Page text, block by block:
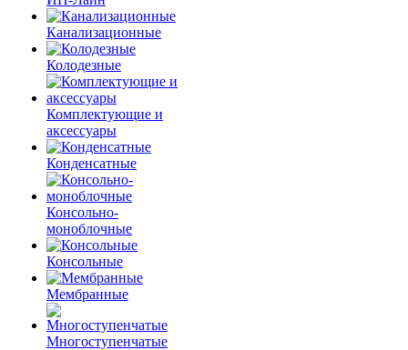
Канализационные
Колодезные
Комплектующие и
аксессуары
Конденсатные
Консольно-
моноблочные
Консольные
Мембранные
Многоступенчатые